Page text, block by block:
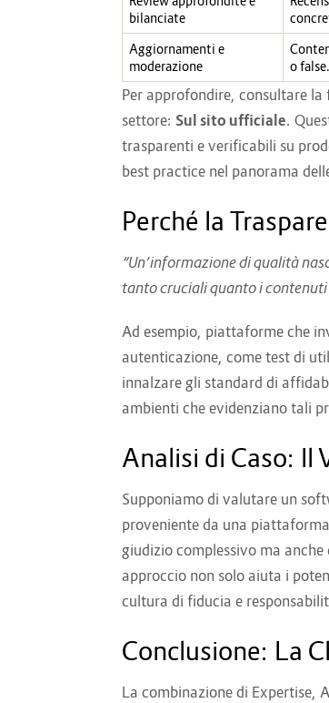
bilanciate
Aggiornamenti e
moderazione
o false.
Per approfondire, consultare
settore: Sul sito ufficiale.
trasparenti e verificabili su
best practice nel panorama
Perché la
“Un’informazione di qualità
tanto cruciali quanto i contenuti
Ad esempio, piattaforme che
autenticazione, come test di
innalzare gli standard di
ambienti che evidenziano tali
Analisi di Caso: Il
Supponiamo di valutare un
proveniente da una
giudizio complessivo ma
approccio non solo aiuta i
cultura di fiducia e
Conclusione: La
La combinazione di Expertise,